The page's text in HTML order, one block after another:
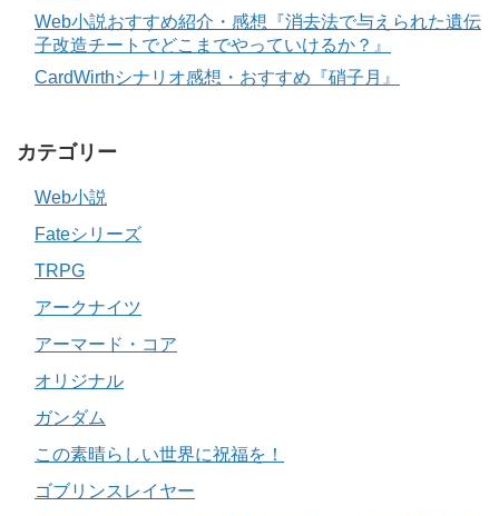
Web小説おすすめ紹介・感想『消去法で与えられた遺伝
子改造チートでどこまでやっていけるか？』
CardWirthシナリオ感想・おすすめ『硝子月』
カテゴリー
Web小説
Fateシリーズ
TRPG
アークナイツ
アーマード・コア
オリジナル
ガンダム
この素晴らしい世界に祝福を！
ゴブリンスレイヤー